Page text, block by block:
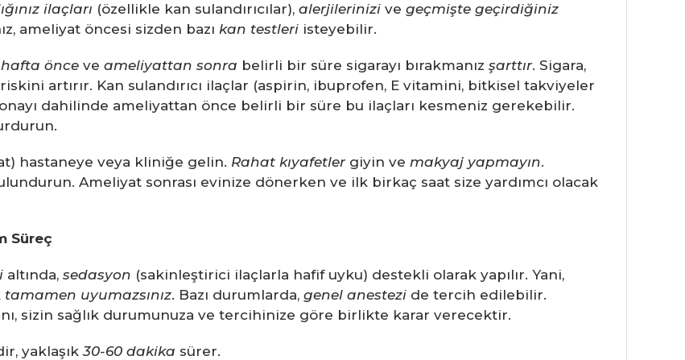
ilaçları (özellikle kan sulandırıcılar), alerjilerinizi ve geçmişte geçirdiğiniz
ameliyat öncesi sizden bazı kan testleri isteyebilir.
önce ve ameliyattan sonra belirli bir süre sigarayı bırakmanız şarttır. Sigara,
artırır. Kan sulandırıcı ilaçlar (aspirin, ibuprofen, E vitamini, bitkisel takviyeler
dahilinde ameliyattan önce belirli bir süre bu ilaçları kesmeniz gerekebilir.
hastaneye veya kliniğe gelin. Rahat kıyafetlergiyin ve makyaj yapmayın.
Ameliyat sonrası evinize dönerken ve ilk birkaç saat size yardımcı olacak
Süreç
altında, sedasyon (sakinleştirici ilaçlarla hafif uyku) destekli olarak yapılır. Yani,
tamamen uyumazsınız. Bazı durumlarda, genel anestezi de tercih edilebilir.
sizin sağlık durumunuza ve tercihinize göre birlikte karar verecektir.
yaklaşık30-60 dakika sürer.